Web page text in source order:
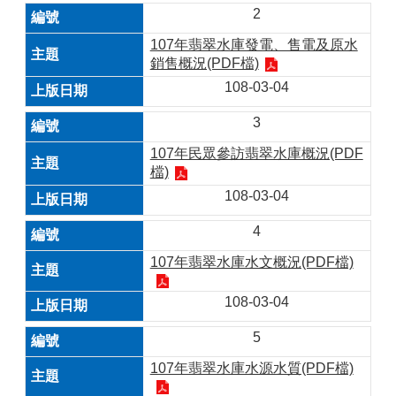
2
107年翡翠水庫發電、售電及原水
銷售概況(PDF檔)
108-03-04
3
107年民眾參訪翡翠水庫概況(PDF
檔)
108-03-04
4
107年翡翠水庫水文概況(PDF檔)
108-03-04
5
107年翡翠水庫水源水質(PDF檔)